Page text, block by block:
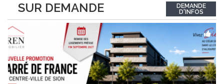
SUR DEMANDE
gemeinschaftliche WaschküchePasst für:Geniesser von
Weitblick und gehobenem WohnkomfortDie Wohnung wird
hochwertig
DEMANDE
D'INFOS